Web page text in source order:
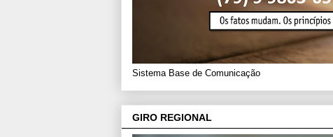
Sistema Base de Comunicação
GIRO REGIONAL